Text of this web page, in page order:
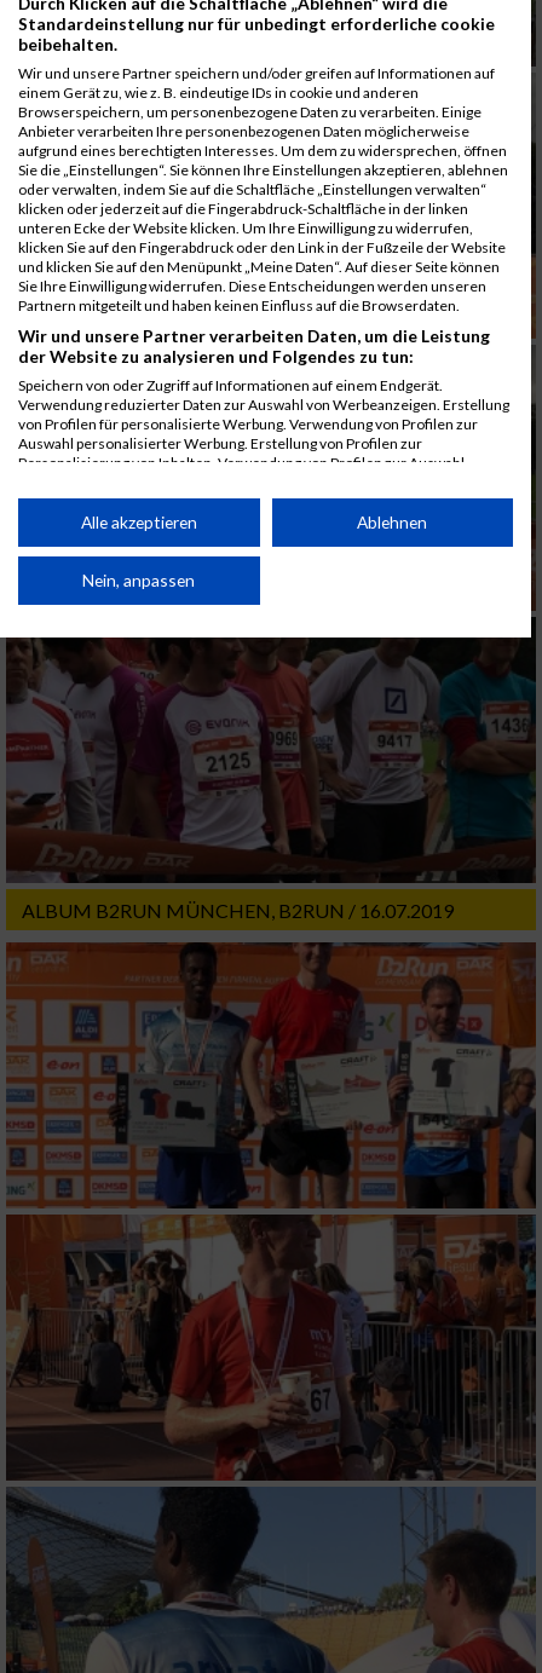
ALBUM B2RUN MÜNCHEN, B2RUN / 16.07.2019
Standardeinstellung nur für unbedingt erforderliche cookie
beibehalten.
Wir und unsere Partner speichern und/oder greifen auf Informationen auf
einem Gerät zu, wie z. B. eindeutige IDs in cookie und anderen
Browserspeichern, um personenbezogene Daten zu verarbeiten. Einige
Anbieter verarbeiten Ihre personenbezogenen Daten möglicherweise
aufgrund eines berechtigten Interesses. Um dem zu widersprechen, öffnen
Sie die „Einstellungen“. Sie können Ihre Einstellungen akzeptieren, ablehnen
oder verwalten, indem Sie auf die Schaltfläche „Einstellungen verwalten“
klicken oder jederzeit auf die Fingerabdruck-Schaltfläche in der linken
unteren Ecke der Website klicken. Um Ihre Einwilligung zu widerrufen,
klicken Sie auf den Fingerabdruck oder den Link in der Fußzeile der Website
und klicken Sie auf den Menüpunkt „Meine Daten“. Auf dieser Seite können
Sie Ihre Einwilligung widerrufen. Diese Entscheidungen werden unseren
Partnern mitgeteilt und haben keinen Einfluss auf die Browserdaten.
Wir und unsere Partner verarbeiten Daten, um die Leistung
der Website zu analysieren und Folgendes zu tun:
Speichern von oder Zugriff auf Informationen auf einem Endgerät.
Verwendung reduzierter Daten zur Auswahl von Werbeanzeigen. Erstellung
von Profilen für personalisierte Werbung. Verwendung von Profilen zur
Auswahl personalisierter Werbung. Erstellung von Profilen zur
Personalisierung von Inhalten. Verwendung von Profilen zur Auswahl
Performance von Inhalten. Analyse von Zielgruppen durch Statistiken oder
Kombinationen von Daten aus verschiedenen Quellen. Entwicklung und
von Inhalten.
Daten können außerhalb der Europäischen Union weitergegeben und in die
Website/App.
Partnerliste anzeigen (1 IAB-Anbieter)
Wir nutzen Ihre Daten für folgende Zwecke:
IAB-Verarbeitungszwecke:
Speichern von oder Zugriff auf Informationen
auf einem Endgerät
Verwendung reduzierter Daten zur Auswahl
von Werbeanzeigen
Erstellung von Profilen für personalisierte
Werbung
Verwendung von Profilen zur Auswahl
personalisierter Werbung
Erstellung von Profilen zur Personalisierung
von Inhalten
Verwendung von Profilen zur Auswahl
personalisierter Inhalte
Messung der Werbeleistung
Messung der Performance von Inhalten
Analyse von Zielgruppen durch Statistiken
oder Kombinationen von Daten aus
verschiedenen Quellen
Entwicklung und Verbesserung der Angebote
Verwendung reduzierter Daten zur Auswahl
von Inhalten
IAB-Besonderheiten:
Verwendung genauer Standortdaten
Alle akzeptieren Ablehnen
Nein, anpassen